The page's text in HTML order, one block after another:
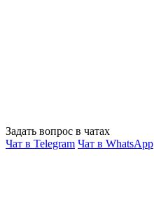
Задать вопрос в чатах
Чат в Telegram Чат в WhatsApp